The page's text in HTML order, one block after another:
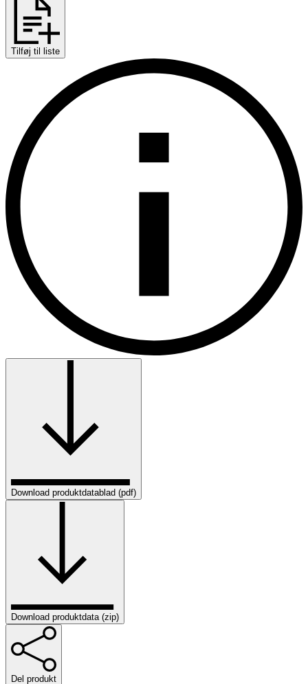
Tilføj til liste
Download produktdatablad (pdf)
Download produktdata (zip)
Del produkt